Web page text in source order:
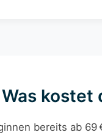
Was
bereits ab